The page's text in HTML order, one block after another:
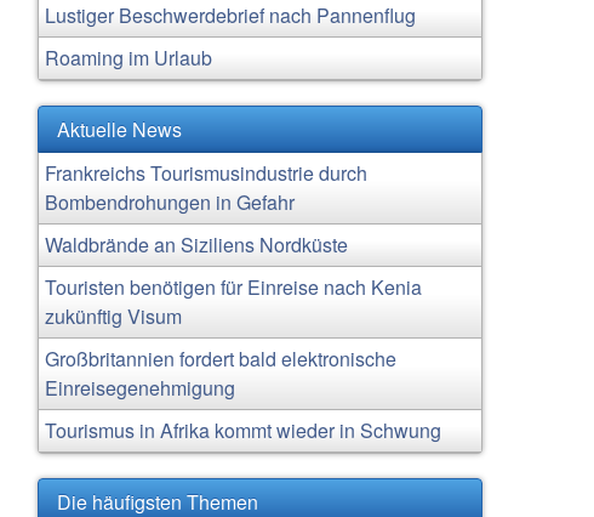
Lustiger Beschwerdebrief nach Pannenflug
Roaming im Urlaub
Aktuelle News
Frankreichs Tourismusindustrie durch
Bombendrohungen in Gefahr
Waldbrände an Siziliens Nordküste
Touristen benötigen für Einreise nach Kenia
zukünftig Visum
Großbritannien fordert bald elektronische
Einreisegenehmigung
Tourismus in Afrika kommt wieder in Schwung
Die häufigsten Themen